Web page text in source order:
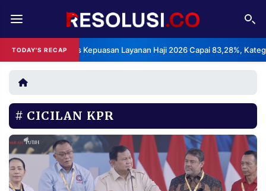
TODAY'S RECAP
BPS: Indeks Kepuasan Layanan Haji 2026 Capai 83,28%, Kategori
REDAKSI TENTANG
RESOLUSI IKLAN
RUBRIKASI
EDITORIAL AKSARA
FINANSIA PERSONA
DAERAH NASIONAL
CICILAN KPR